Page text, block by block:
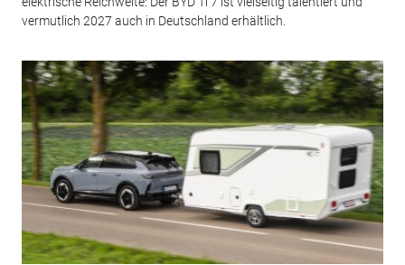
vermutlich 2027 auch in Deutschland erhältlich.